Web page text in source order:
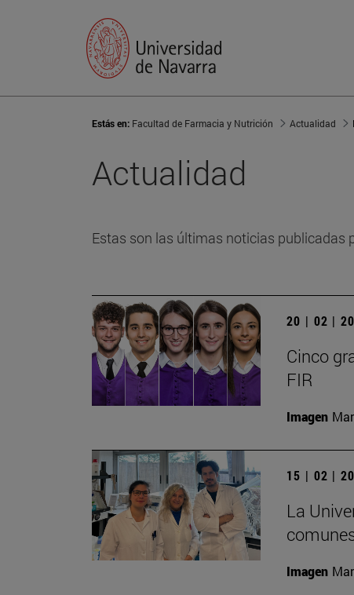
Estás en: Facultad de Farmacia y Nutrición Actualidad
Actualidad
Estas son las últimas noticias publicadas
20 | 02 |
Cinco
FIR
Imagen
15 | 02 |
La
Imagen